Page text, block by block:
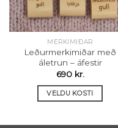
MERKIMIÐAR
Leðurmerkimiðar með
áletrun – áfestir
690 kr.
VELDU KOSTI